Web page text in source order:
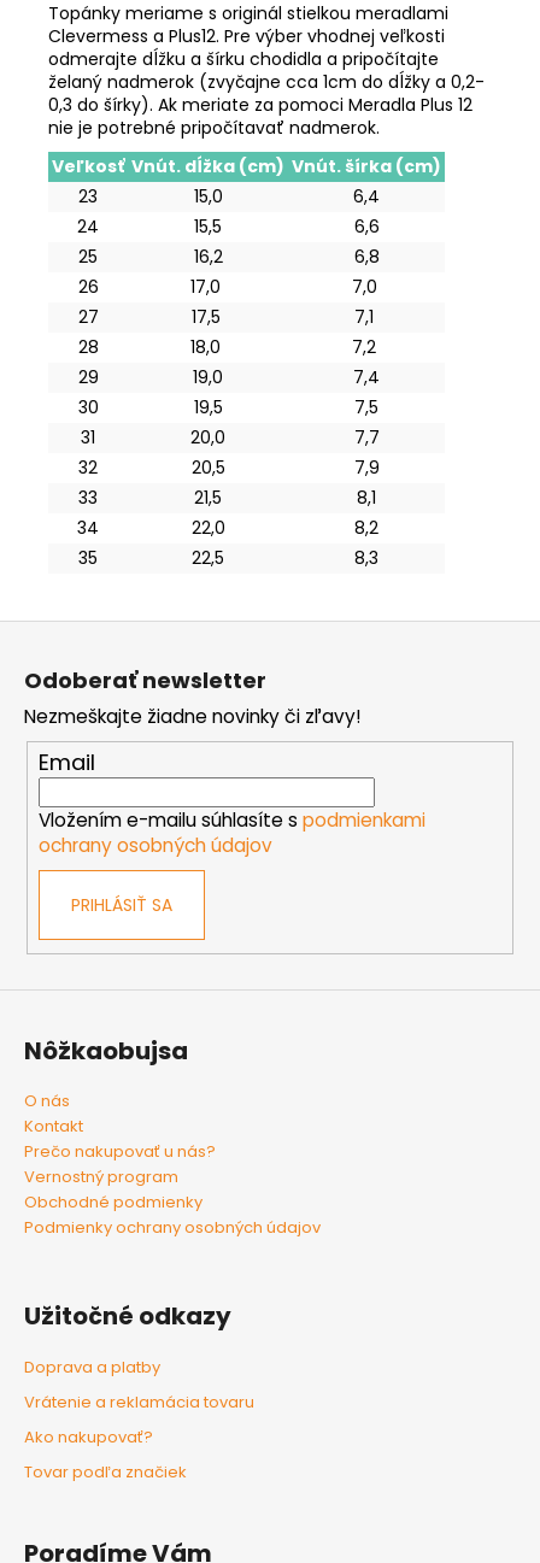
Topánky meriame s originál stielkou meradlami
Clevermess a Plus12. Pre výber vhodnej veľkosti
odmerajte dĺžku a šírku chodidla a pripočítajte
želaný nadmerok (zvyčajne cca 1cm do dĺžky a 0,2-
0,3 do šírky). Ak meriate za pomoci Meradla Plus 12
nie je potrebné pripočítavať nadmerok.
Veľkosť Vnút. dĺžka (cm) Vnút. šírka (cm)
23
15,0
6,4
24
15,5
6,6
25
16,2
6,8
26
17,0
7,0
27
17,5
7,1
28
18,0
7,2
29
19,0
7,4
30
19,5
7,5
31
20,0
7,7
32
20,5
7,9
33
21,5
8,1
34
22,0
8,2
35
22,5 8,3
Odoberať newsletter
Nezmeškajte žiadne novinky či zľavy!
Email
Vložením e-mailu súhlasíte s podmienkami
ochrany osobných údajov
PRIHLÁSIŤ SA
Nôžkaobujsa
O nás
Kontakt
Prečo nakupovať u nás?
Vernostný program
Obchodné podmienky
Podmienky ochrany osobných údajov
Užitočné odkazy
Doprava a platby
Vrátenie a reklamácia tovaru
Ako nakupovať?
Tovar podľa značiek
Poradíme Vám